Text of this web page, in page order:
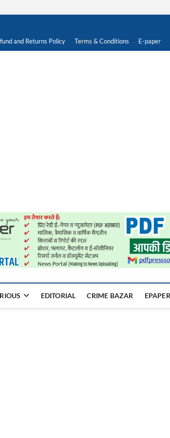
and Returns Policy Terms & Conditions E-paper
EDITORIAL CRIME BAZAR